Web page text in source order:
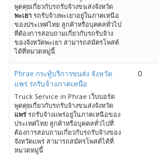
พูดคุยเกี่ยวกับรถรับจ้างขนส่งจังหวัด
พะเยา รถรับจ้างพะเยาอยู่ในภาคเหนือ
ของประเทศไทย ลูกค้าหรือบุคคลทั่วไป
ที่ต้องการสอบถามเกี่ยวกับรถรับจ้าง
ของจังหวัดพะเยา สามารถสมัครโพสต์
ได้ที่หมวดหมู่นี้
Phrae กระทู้บริการขนส่ง จังหวัด
แพร่ รถรับจ้างภาคเหนือ
Truck Service in Phrae เว็บบอร์ด
พูดคุยเกี่ยวกับรถรับจ้างขนส่งจังหวัด
แพร่ รถรับจ้างแพร่อยู่ในภาคเหนือของ
ประเทศไทย ลูกค้าหรือบุคคลทั่วไปที่
ต้องการสอบถามเกี่ยวกับรถรับจ้างของ
จังหวัดแพร่ สามารถสมัครโพสต์ได้ที่
หมวดหมู่นี้
0